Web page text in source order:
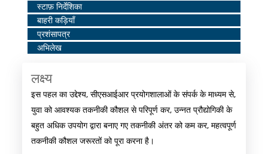
Middle
Menu
स्टाफ़ निर्देशिका
बाहरी कड़ियाँ
प्रशंसापत्र
अभिलेख
लक्ष्य
इस पहल का उद्देश्य, सीएसआईआर प्रयोगशालाओं के संपर्क के माध्यम से,
युवा को आवश्यक तकनीकी कौशल से परिपूर्ण कर, उन्नत प्रौद्योगिकी के
बहुत अधिक उपयोग द्वारा बनाए गए तकनीकी अंतर को कम कर, महत्वपूर्ण
तकनीकी कौशल जरूरतों को पूरा करना है।